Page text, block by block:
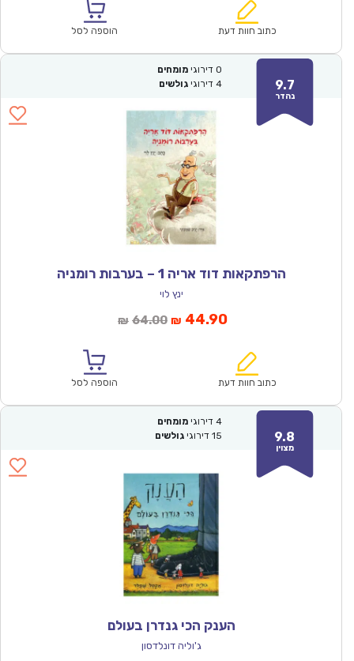
₪64.00.
הוא:
כתוב חוות דעת הוספה לסל
9.7
נהדר
0 דירוגי מומחים
4 דירוגי גולשים
הרפתקאות דוד אריה 1 – בערבות רומניה
ינץ לוי
₪ 64.00המחיר
₪64.00.
₪ 44.90המחיר
הוא:
כתוב חוות דעת הוספה לסל
9.8
מצוין
4 דירוגי מומחים
15 דירוגי גולשים
הענק הכי גנדרן בעולם
ג'וליה דונלדסון